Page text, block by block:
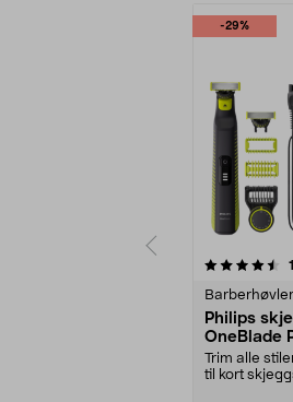
-29%
Barberhøvler
Philips
OneBlade
QP6507/
Trim alle
til kort